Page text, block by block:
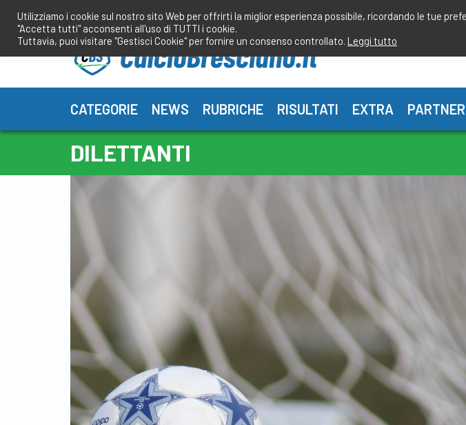
contenuto
CATEGORIE NEWS RUBRICHE RISULTATI EXTRA PARTNER
DILETTANTI
Utilizziamo i cookie sul nostro sito Web per offrirti la miglior esperienza possibile, ricordando le tue
"Accetta tutti" acconsenti all'uso di TUTTI i cookie.
Tuttavia, puoi visitare "Gestisci Cookie" per fornire un consenso controllato. Leggi tutto